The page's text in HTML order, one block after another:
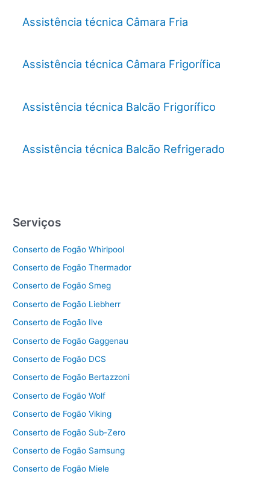
Assistência técnica Câmara Fria
Assistência técnica Câmara Frigorífica
Assistência técnica Balcão Frigorífico
Assistência técnica Balcão Refrigerado
Serviços
Conserto de Fogão Whirlpool
Conserto de Fogão Thermador
Conserto de Fogão Smeg
Conserto de Fogão Liebherr
Conserto de Fogão Ilve
Conserto de Fogão Gaggenau
Conserto de Fogão DCS
Conserto de Fogão Bertazzoni
Conserto de Fogão Wolf
Conserto de Fogão Viking
Conserto de Fogão Sub-Zero
Conserto de Fogão Samsung
Conserto de Fogão Miele